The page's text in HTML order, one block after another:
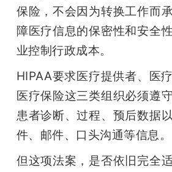
保险，不会因为转换工作而
障医疗信息的保密性和安全
业控制行政成本。
HIPAA要求医疗提供者、医
医疗保险这三类组织必须遵
患者诊断、过程、预后数据
件、邮件、口头沟通等信息。
但这项法案，是否依旧完全